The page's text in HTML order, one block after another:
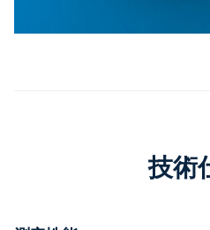
技術